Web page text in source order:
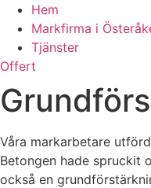
Hem
Markfirma i
Tjänster
Offert
Våra markarbetare
Betongen hade spruckit
också en